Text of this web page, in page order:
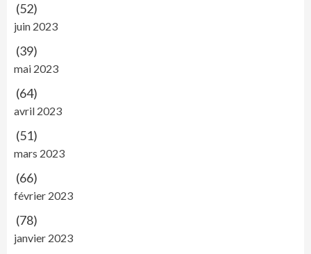
(52)
juin 2023
(39)
mai 2023
(64)
avril 2023
(51)
mars 2023
(66)
février 2023
(78)
janvier 2023